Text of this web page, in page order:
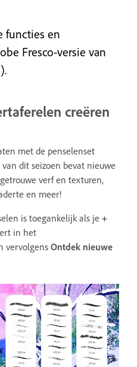
functies en
Fresco-versie van
creëren
met de penselenset
dit seizoen bevat nieuwe
verf en texturen,
en meer!
is toegankelijk als je +
in het
vervolgens Ontdek nieuwe